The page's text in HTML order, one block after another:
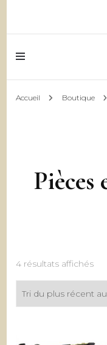
Accueil Boutique
Pièces
4 résultats affichésTrié